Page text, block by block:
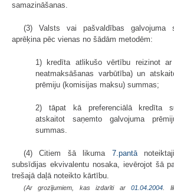
samazināšanas.
(3) Valsts vai pašvaldības galvojuma
aprēķina pēc vienas no šādām metodēm:
1) kredīta atlikušo vērtību reizinot
neatmaksāšanas varbūtība) un
prēmiju (komisijas maksu) summas;
2) tāpat kā preferenciālā kredīta
atskaitot saņemto galvojuma
summas.
(4) Citiem šā likuma 7.pantā
subsīdijas ekvivalentu nosaka, ievērojot šā
trešajā daļā noteikto kārtību.
(Ar grozījumiem, kas izdarīti ar01.04.2004.